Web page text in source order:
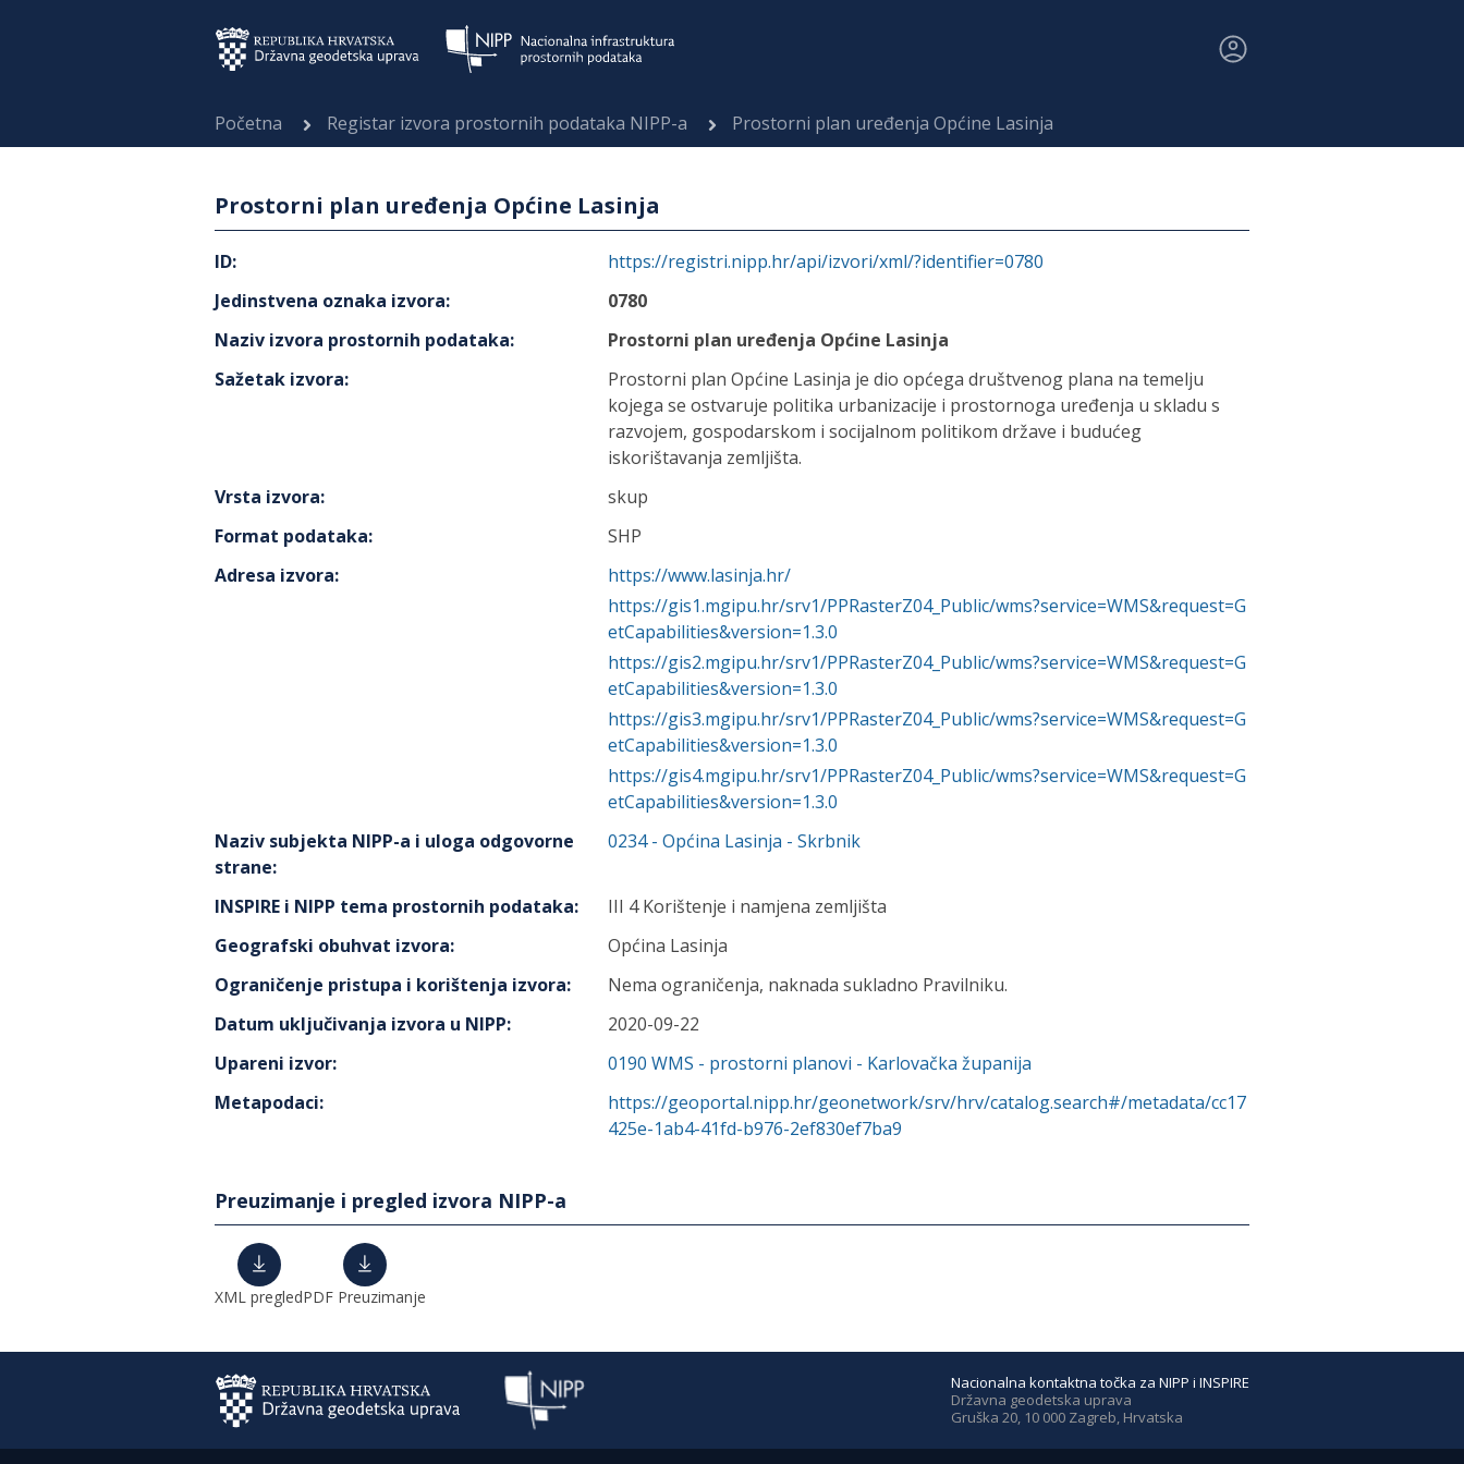
Početna Registar izvora prostornih podataka NIPP-a Prostorni plan uređenja Općine Lasinja
Prostorni plan uređenja Općine Lasinja
ID:
https://registri.nipp.hr/api/izvori/xml/?identifier=0780
Jedinstvena oznaka izvora:
0780
Naziv izvora prostornih podataka:
Prostorni plan uređenja Općine Lasinja
Sažetak izvora:
Prostorni plan Općine Lasinja je dio općega društvenog plana na temelju
kojega se ostvaruje politika urbanizacije i prostornoga uređenja u skladu s
razvojem, gospodarskom i socijalnom politikom države i budućeg
iskorištavanja zemljišta.
Vrsta izvora:
skup
Format podataka:
SHP
Adresa izvora:
https://www.lasinja.hr/
https://gis1.mgipu.hr/srv1/PPRasterZ04_Public/wms?service=WMS&request=G
etCapabilities&version=1.3.0
https://gis2.mgipu.hr/srv1/PPRasterZ04_Public/wms?service=WMS&request=G
etCapabilities&version=1.3.0
https://gis3.mgipu.hr/srv1/PPRasterZ04_Public/wms?service=WMS&request=G
etCapabilities&version=1.3.0
https://gis4.mgipu.hr/srv1/PPRasterZ04_Public/wms?service=WMS&request=G
etCapabilities&version=1.3.0
Naziv subjekta NIPP-a i uloga odgovorne
strane:
0234- Općina Lasinja - Skrbnik
INSPIRE i NIPP tema prostornih podataka:
III 4 Korištenje i namjena zemljišta
Geografski obuhvat izvora:
Općina Lasinja
Ograničenje pristupa i korištenja izvora:
Nema ograničenja, naknada sukladno Pravilniku.
Datum uključivanja izvora u NIPP:
2020-09-22
Upareni izvor: 0190 WMS - prostorni planovi - Karlovačka županija
Metapodaci:
https://geoportal.nipp.hr/geonetwork/srv/hrv/catalog.search#/metadata/cc17
425e-1ab4-41fd-b976-2ef830ef7ba9
Preuzimanje i pregled izvora NIPP-a
XML pregledPDF Preuzimanje
Nacionalna kontaktna točka za NIPP i INSPIRE
Državna geodetska uprava
Gruška 20, 10 000 Zagreb, Hrvatska